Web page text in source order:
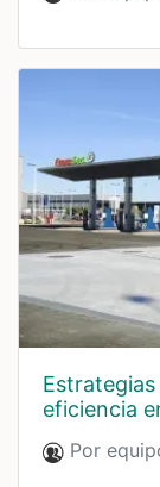
estrategias efectivas para mejorar la
eficiencia
Por